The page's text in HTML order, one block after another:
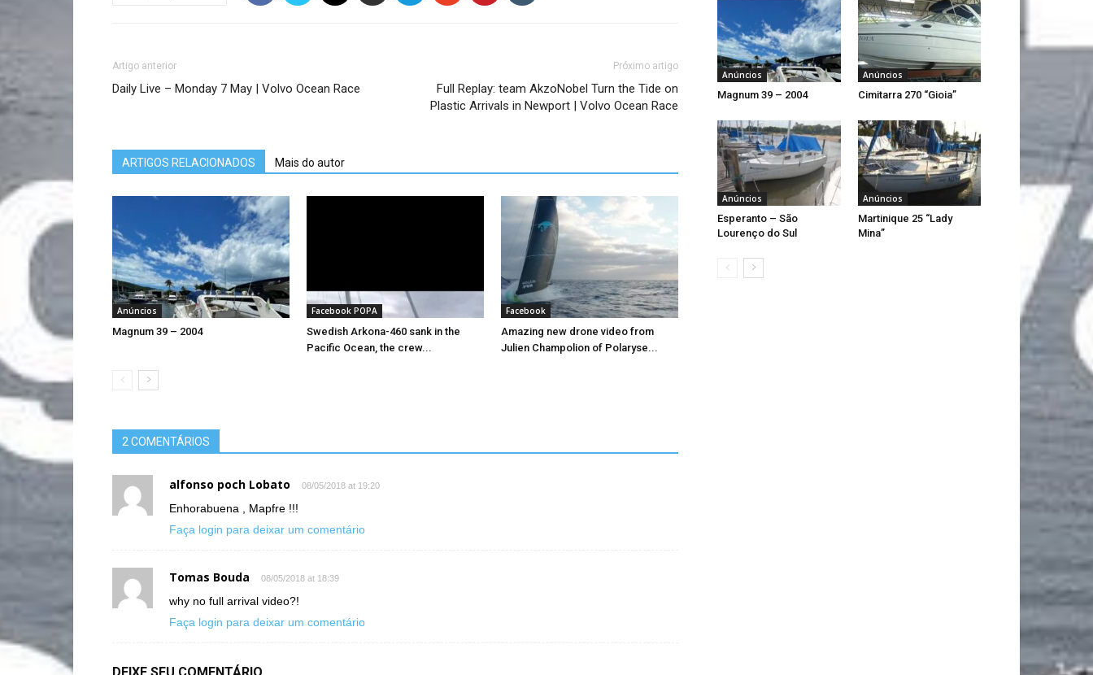
Artigo anterior
Daily Live – Monday 7 May | Volvo Ocean Race
Próximo artigo
Full Replay: team AkzoNobel Turn the Tide on
Plastic Arrivals in Newport | Volvo Ocean Race
ARTIGOS RELACIONADOS Mais do autor
Anúncios
Magnum 39 – 2004
Facebook POPA
Swedish Arkona-460 sank in the
Pacific Ocean, the crew...
Facebook
Amazing new drone video from
Julien Champolion of Polaryse...
2 COMENTÁRIOS
alfonso poch Lobato 08/05/2018 at 19:20
Enhorabuena , Mapfre !!!
Faça login para deixar um comentário
Tomas Bouda 08/05/2018 at 18:39
why no full arrival video?!
Faça login para deixar um comentário
Anúncios
Magnum 39 – 2004
Anúncios
Cimitarra 270 “Gioia”
Anúncios
Esperanto – São
Lourenço do Sul
Anúncios
Martinique 25 “Lady
Mina”